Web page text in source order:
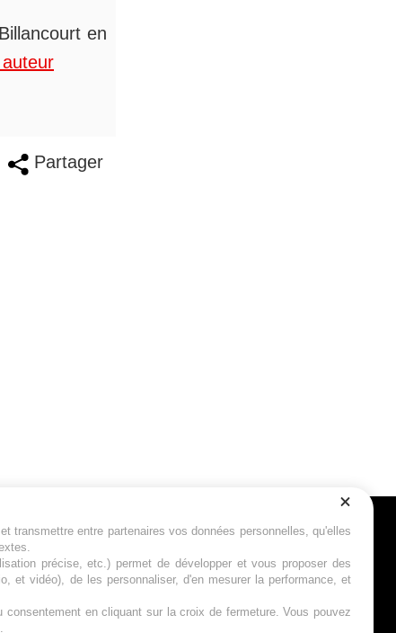
en
Partager
nous
entre partenaires vos données personnelles, qu'elles
précise, etc.) permet de développer et vous proposer des
et vidéo), de les personnaliser, d'en mesurer la performance, et
en cliquant sur la croix de fermeture. Vous pouvez